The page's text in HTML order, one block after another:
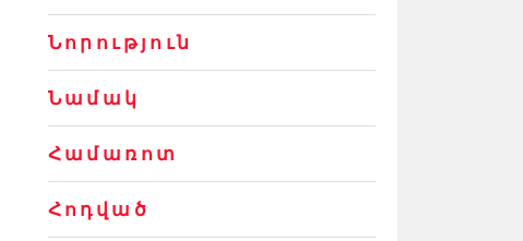
Նորություն
Նամակ
Համառոտ
Հոդված